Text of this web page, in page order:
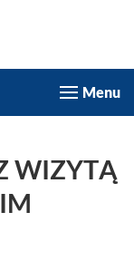
Menu
WIZYTĄ